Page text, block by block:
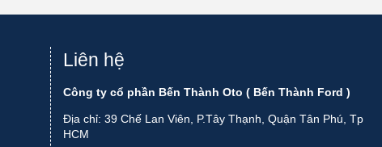
Liên hệ
Công ty cổ phần Bến Thành Oto ( Bến Thành Ford )
Địa chỉ: 39 Chế Lan Viên, P.Tây Thạnh, Quận Tân Phú, Tp
HCM